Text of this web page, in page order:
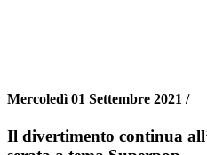
Mercoledì 01 Settembre 2021 /
Il divertimento continua